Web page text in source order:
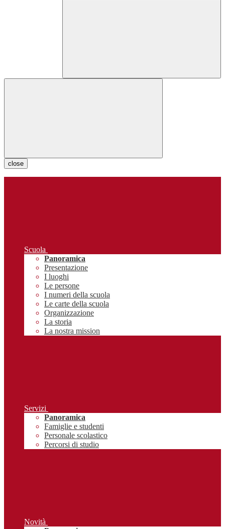
close
Scuola
Panoramica
Presentazione
I luoghi
Le persone
I numeri della scuola
Le carte della scuola
Organizzazione
La storia
La nostra mission
Servizi
Panoramica
Famiglie e studenti
Personale scolastico
Percorsi di studio
Novità